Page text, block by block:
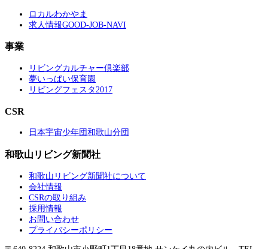
ロカルわかやま
求人情報GOOD-JOB-NAVI
事業
リビングカルチャー倶楽部
夢いっぱい保育園
リビングフェスタ2017
CSR
日本宇宙少年団和歌山分団
和歌山リビング新聞社
和歌山リビング新聞社について
会社情報
CSRの取り組み
採用情報
お問い合わせ
プライバシーポリシー